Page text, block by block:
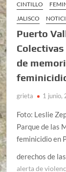
CINTILLO
JALISCO
Puerto
de
grieta 1 junio,
Foto: Leslie
Parque de las
feminicidio en
derechos de
alerta de